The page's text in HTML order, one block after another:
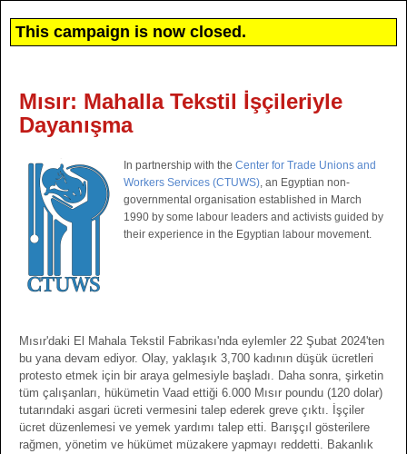
This campaign is now closed.
Mısır: Mahalla Tekstil İşçileriyle
Dayanışma
In partnership with the Center for Trade Unions and
Workers Services (CTUWS), an Egyptian non-
governmental organisation established in March
1990 by some labour leaders and activists guided by
their experience in the Egyptian labour movement.
Mısır'daki El Mahala Tekstil Fabrikası'nda eylemler 22 Şubat 2024'ten
bu yana devam ediyor. Olay, yaklaşık 3,700 kadının düşük ücretleri
protesto etmek için bir araya gelmesiyle başladı. Daha sonra, şirketin
tüm çalışanları, hükümetin Vaad ettiği 6.000 Mısır poundu (120 dolar)
tutarındaki asgari ücreti vermesini talep ederek greve çıktı. İşçiler
ücret düzenlemesi ve yemek yardımı talep etti. Barışçıl gösterilere
rağmen, yönetim ve hükümet müzakere yapmayı reddetti. Bakanlık